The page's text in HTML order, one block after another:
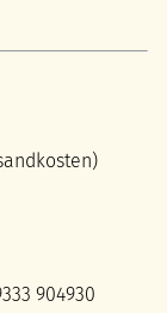
904930